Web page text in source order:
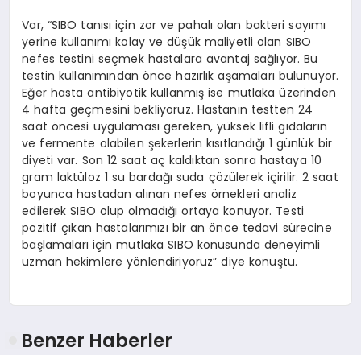
Var, “SIBO tanısı için zor ve pahalı olan bakteri sayımı
yerine kullanımı kolay ve düşük maliyetli olan SIBO
nefes testini seçmek hastalara avantaj sağlıyor. Bu
testin kullanımından önce hazırlık aşamaları bulunuyor.
Eğer hasta antibiyotik kullanmış ise mutlaka üzerinden
4 hafta geçmesini bekliyoruz. Hastanın testten 24
saat öncesi uygulaması gereken, yüksek lifli gıdaların
ve fermente olabilen şekerlerin kısıtlandığı 1 günlük bir
diyeti var. Son 12 saat aç kaldıktan sonra hastaya 10
gram laktüloz 1 su bardağı suda çözülerek içirilir. 2 saat
boyunca hastadan alınan nefes örnekleri analiz
edilerek SIBO olup olmadığı ortaya konuyor. Testi
pozitif çıkan hastalarımızı bir an önce tedavi sürecine
başlamaları için mutlaka SIBO konusunda deneyimli
uzman hekimlere yönlendiriyoruz” diye konuştu.
Benzer Haberler